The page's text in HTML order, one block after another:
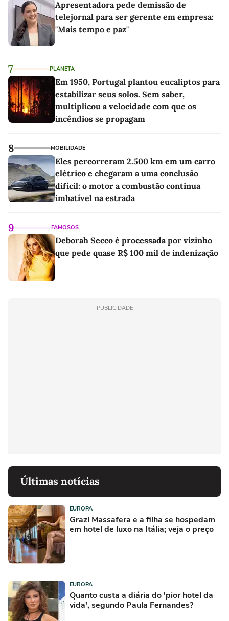
Apresentadora pede demissão de
telejornal para ser gerente em empresa:
"Mais tempo e paz"
7 PLANETA
Em 1950, Portugal plantou eucaliptos para
estabilizar seus solos. Sem saber,
multiplicou a velocidade com que os
incêndios se propagam
8 MOBILIDADE
Eles percorreram 2.500 km em um carro
elétrico e chegaram a uma conclusão
difícil: o motor a combustão continua
imbatível na estrada
9 FAMOSOS
Deborah Secco é processada por vizinho
que pede quase R$ 100 mil de indenização
PUBLICIDADE
Últimas notícias
EUROPA
Grazi Massafera e a filha se hospedam
em hotel de luxo na Itália; veja o preço
EUROPA
Quanto custa a diária do 'pior hotel da
vida', segundo Paula Fernandes?